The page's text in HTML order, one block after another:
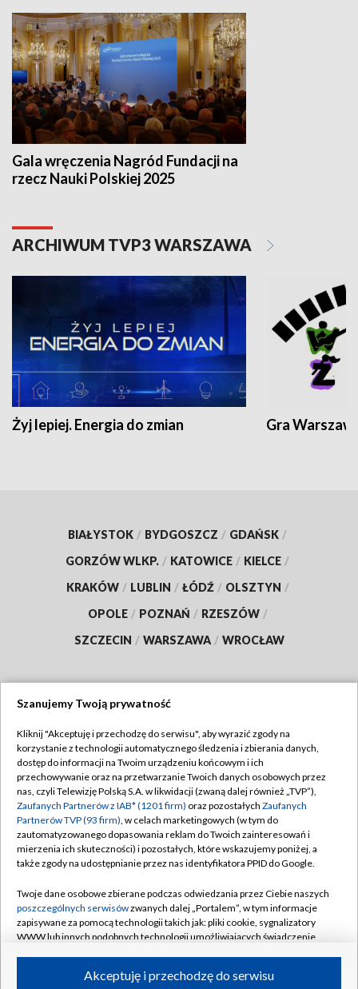
Gala wręczenia Nagród Fundacji na
rzecz Nauki Polskiej 2025
ARCHIWUM TVP3 WARSZAWA
Żyj lepiej. Energia do zmian Gra
BIAŁYSTOK / BYDGOSZCZ / GDAŃSK /
GORZÓW WLKP. / KATOWICE / KIELCE /
KRAKÓW / LUBLIN / ŁÓDŹ / OLSZTYN /
OPOLE / POZNAŃ / RZESZÓW /
SZCZECIN / WARSZAWA / WROCŁAW
TVP
Abonament TVP
Emisja w TVP
Centrum informacji TVP
Naziemna Telewizja Cyfrowa
Rada Programowa
System NOS
Informacje o nadawcy
Program dla prasy
Regulamin TVP
Polityka prywatności
Moje zgody
Pomoc
Kontakt
Kanały
Szanujemy Twoją prywatność
Kliknij "Akceptuję i przechodzę do serwisu", aby wyrazić zgody na
korzystanie z technologii automatycznego śledzenia i zbierania danych,
dostęp do informacji na Twoim urządzeniu końcowym i ich
przechowywanie oraz na przetwarzanie Twoich danych osobowych przez
nas, czyli Telewizję Polską S.A. w likwidacji (zwaną dalej również „TVP”),
Zaufanych Partnerów z IAB* (1201 firm) oraz pozostałych Zaufanych
Partnerów TVP (93 firm), w celach marketingowych (w tym do
zautomatyzowanego dopasowania reklam do Twoich zainteresowań i
mierzenia ich skuteczności) i pozostałych, które wskazujemy poniżej, a
także zgody na udostępnianie przez nas identyfikatora PPID do Google.
Twoje dane osobowe zbierane podczas odwiedzania przez Ciebie naszych
poszczególnych serwisówzwanych dalej „Portalem”, w tym informacje
zapisywane za pomocą technologii takich jak: pliki cookie, sygnalizatory
WWW lub innych podobnych technologii umożliwiających świadczenie
ruchu w Internecie.Akceptuję i przechodzę do serwisu